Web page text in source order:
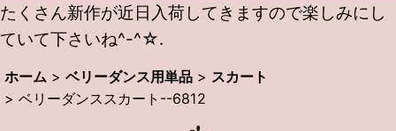
たくさん新作が近日入荷してきますので楽しみにし
ていて下さいね^-^☆.
ホーム > ベリーダンス用単品 > スカート
> ベリーダンススカート--6812